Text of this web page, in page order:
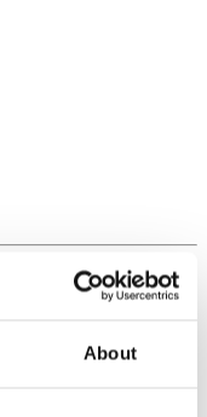
About